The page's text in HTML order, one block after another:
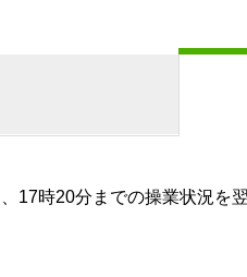
17時20分までの操業状況を